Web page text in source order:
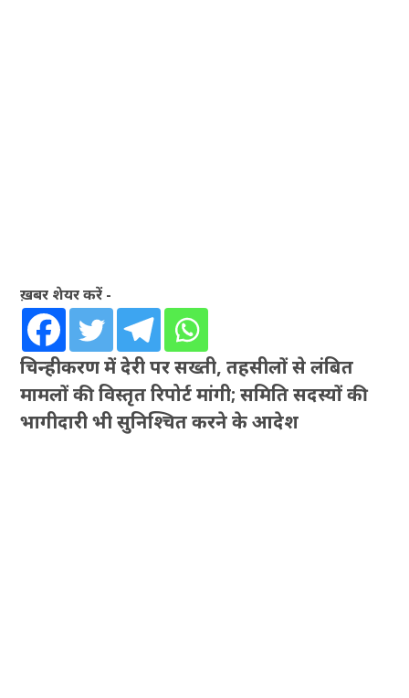
ख़बर शेयर करें -
चिन्हीकरण में देरी पर सख्ती, तहसीलों से लंबित
मामलों की विस्तृत रिपोर्ट मांगी; समिति सदस्यों की
भागीदारी भी सुनिश्चित करने के आदेश